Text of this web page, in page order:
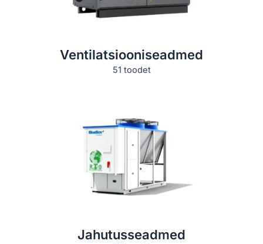
ventilatsiooniseadmed
51 toodet
jahutusseadmed